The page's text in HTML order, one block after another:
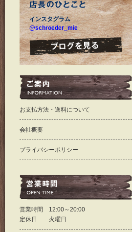
インスタグラム
@schroeder_mie
お支払方法・送料について
会社概要
プライバシーポリシー
営業時間 12:00～20:00
定休日 火曜日